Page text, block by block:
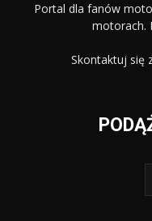
Portal dla fanów
motorach.
Skontaktuj się